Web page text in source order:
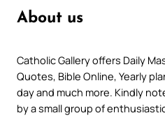
About us
Catholic Gallery offers Daily
Quotes, Bible Online, Yearly
day and much more. Kindly
by a small group of